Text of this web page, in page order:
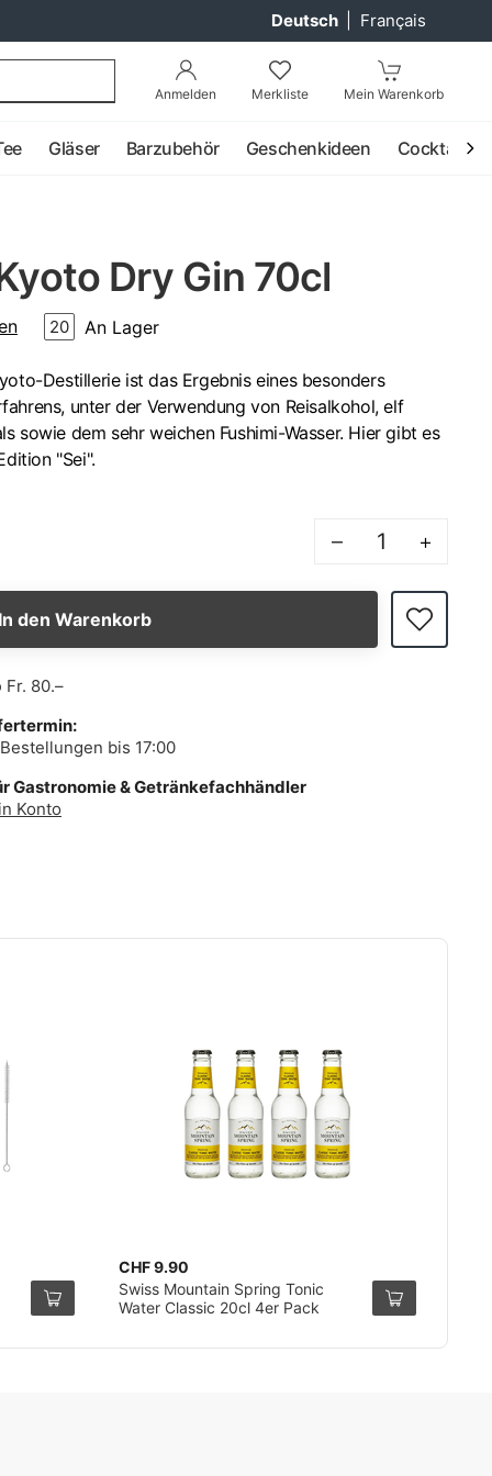
Deutsch Français
Anmelden Merkliste Mein Warenkorb
Gläser Barzubehör Geschenkideen Cocktail
Dry Gin 70cl
20 An Lager
Destillerie ist das Ergebnis eines besonders
unter der Verwendung von Reisalkohol, elf
sowie dem sehr weichen Fushimi-Wasser. Hier gibt es
"Sei".
– +
den Warenkorb
Fr. 80.–
bis 17:00
Gastronomie & Getränkefachhändler
Konto
CHF 9.90
Swiss Mountain Spring Tonic
Water Classic 20cl 4er Pack